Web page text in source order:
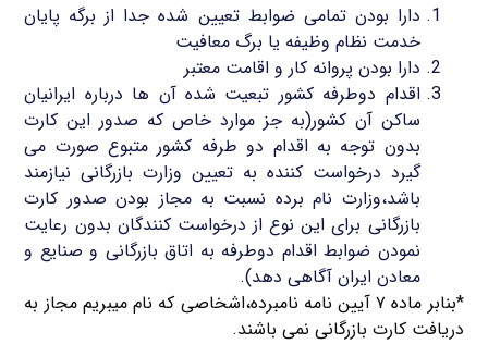
دارا بودن تمامی ضوابط تعیین شده جدا از برگه پایان
خدمت نظام وظیفه یا برگ معافیت
دارا بودن پروانه کار و اقامت معتبر
اقدام دوطرفه کشور تبعیت شده آن ها درباره ایرانیان
ساکن آن کشور(به جز موارد خاص که صدور این کارت
بدون توجه به اقدام دو طرفه کشور متبوع صورت می
گیرد درخواست کننده به تعیین وزارت بازرگانی نیازمند
باشد،وزارت نام برده نسبت به مجاز بودن صدور کارت
بازرگانی برای این نوع از درخواست کنندگان بدون رعایت
نمودن ضوابط اقدام دوطرفه به اتاق بازرگانی و صنایع و
معادن ایران آگاهی دهد).
*بنابر ماده ۷ آیین نامه نامبرده،اشخاصی که نام میبریم مجاز به
دریافت کارت بازرگانی نمی باشند.